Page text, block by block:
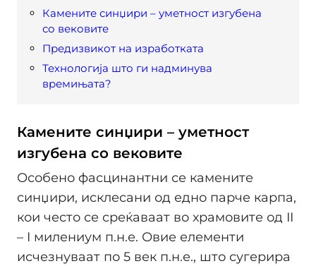
Камените синџири – уметност изгубена
со вековите
Предизвикот на изработката
Технологија што ги надминува
времињата?
Камените синџири – уметност
изгубена со вековите
Особено фасцинантни се камените
синџири, исклесани од едно парче карпа,
кои често се среќаваат во храмовите од II
– I милениум п.н.е. Овие елементи
исчезнуваат по 5 век п.н.е., што сугерира